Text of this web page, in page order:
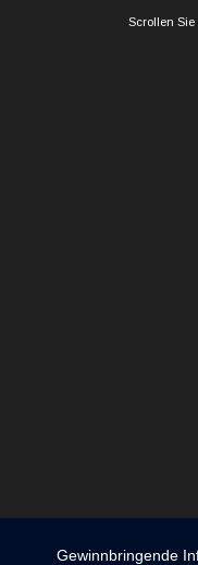
Scrollen
Gewinnbringende